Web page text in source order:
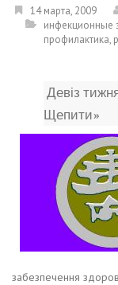
14 марта, 2009
инфекционные
профилактика,
Девіз
Щепити»
забезпечення